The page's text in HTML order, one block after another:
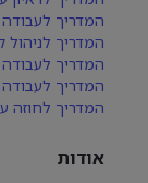
המדריך
המדריך לניהול
המדריך
המדריך לעבודה
המדריך לחוזה
אודות